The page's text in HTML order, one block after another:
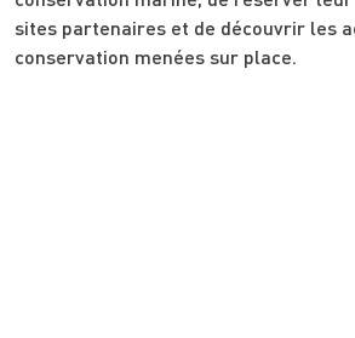
sites partenaires et de découvrir les
conservation menées sur place.